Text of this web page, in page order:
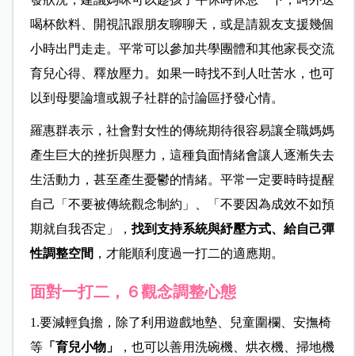
喝杯飲料、開視訊跟朋友聊聊天，或是請親友支援幾個
小時出門走走。平常可以參加共學團體和其他家長交流
育兒心得、釋放壓力。如果一時找不到人吐苦水，也可
以到母嬰論壇或親子社群的討論區抒發心情。
羅惠群表示，社會對女性的傳統期待很容易讓全職媽媽
產生巨大的挫折與壓力，這種負面情緒會讓人逐漸失去
生活動力，甚至產生憂鬱的情緒。平常一定要時時提醒
自己「不要被傳統觀念制約」、「不要因為成效不如預
期就自我否定」， 找到支持系統與紓壓方式、給自己彈
性調整空間 ，才能順利度過一打二的適應期。
面對一打二，６觀念調整心態
1.要減輕負擔，除了利用遊戲地墊、兒童圍欄、安撫椅
等「育兒小物」
，也可以善用洗碗機、烘衣機、掃地機